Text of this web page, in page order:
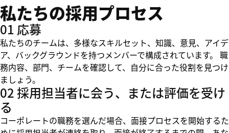
私たちの採用プロセス
01 応募
私たちのチームは、多様なスキルセット、知識、意見、アイデ
ア、バックグラウンドを持つメンバーで構成されています。 職
務内容、部門、チームを確認して、自分に合った役割を見つけ
ましょう。
02 採用担当者に会う、または評価を受け
る
コーポレートの職務を選んだ場合、面接プロセスを開始するた